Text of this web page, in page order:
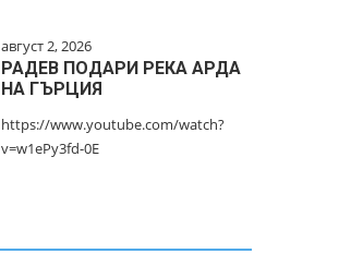
август 2, 2026
РАДЕВ ПОДАРИ РЕКА АРДА
НА ГЪРЦИЯ
https://www.youtube.com/watch?
v=w1ePy3fd-0E